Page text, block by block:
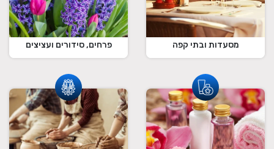
מסעדות ובתי קפה פרחים, סידורים ועציצים